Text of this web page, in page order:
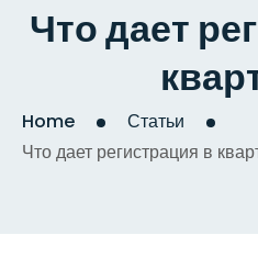
Что дает
Home
Статьи
Что дает регистрация в